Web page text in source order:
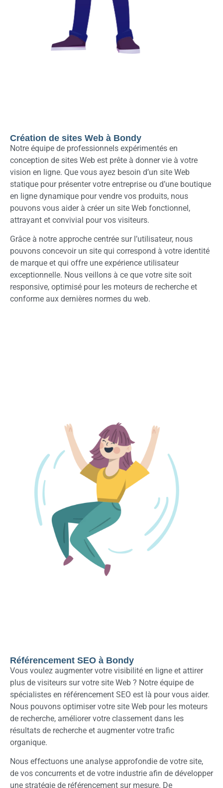
Création de sites Web à Bondy
Notre équipe de professionnels expérimentés en
conception de sites Web est prête à donner vie à votre
vision en ligne. Que vous ayez besoin d’un site Web
statique pour présenter votre entreprise ou d’une boutique
en ligne dynamique pour vendre vos produits, nous
pouvons vous aider à créer un site Web fonctionnel,
attrayant et convivial pour vos visiteurs.
Grâce à notre approche centrée sur l’utilisateur, nous
pouvons concevoir un site qui correspond à votre identité
de marque et qui offre une expérience utilisateur
exceptionnelle. Nous veillons à ce que votre site soit
responsive, optimisé pour les moteurs de recherche et
conforme aux dernières normes du web.
Référencement SEO à Bondy
Vous voulez augmenter votre visibilité en ligne et attirer
plus de visiteurs sur votre site Web ? Notre équipe de
spécialistes en référencement SEO est là pour vous aider.
Nous pouvons optimiser votre site Web pour les moteurs
de recherche, améliorer votre classement dans les
résultats de recherche et augmenter votre trafic
organique.
Nous effectuons une analyse approfondie de votre site,
de vos concurrents et de votre industrie afin de développer
une stratégie de référencement sur mesure. De